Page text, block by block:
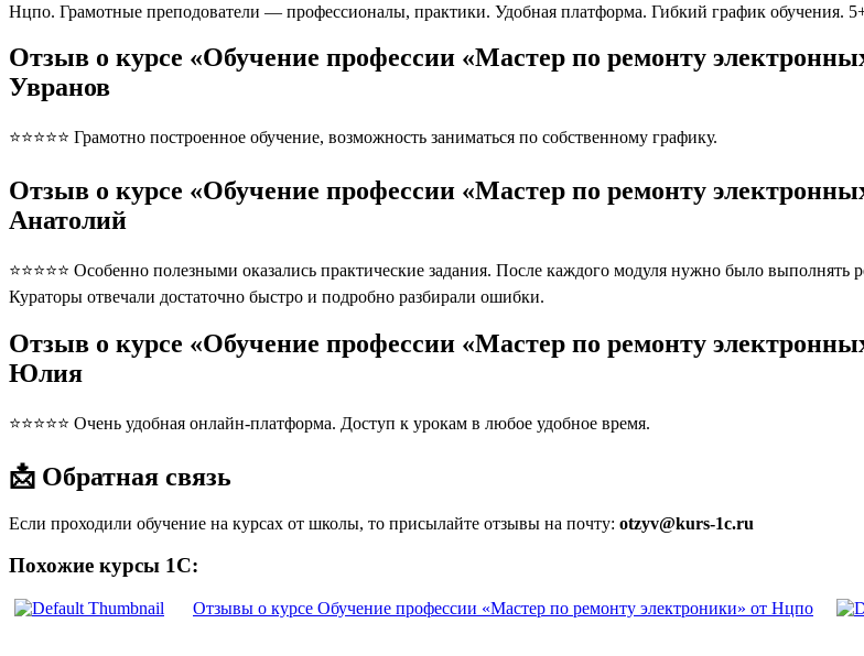
Нцпо. Грамотные преподователи — профессионалы, практики. Удобная платформа. Гибкий график обучения.
Отзыв о курсе «Обучение профессии «Мастер по ремонту
Увранов
⭐⭐⭐⭐⭐ Грамотно построенное обучение, возможность заниматься по собственному графику.
Отзыв о курсе «Обучение профессии «Мастер по ремонту
Анатолий
⭐⭐⭐⭐⭐ Особенно полезными оказались практические задания. После каждого модуля нужно было выполнять
Кураторы отвечали достаточно быстро и подробно разбирали ошибки.
Отзыв о курсе «Обучение профессии «Мастер по ремонту
Юлия
⭐⭐⭐⭐⭐ Очень удобная онлайн-платформа. Доступ к урокам в любое удобное время.
📩 Обратная связь
Если проходили обучение на курсах от школы, то присылайте отзывы на почту: otzyv@kurs-1c.ru
Похожие курсы 1С:
Отзывы о курсе Обучение профессии «Мастер по ремонту электроники» от Нцпо